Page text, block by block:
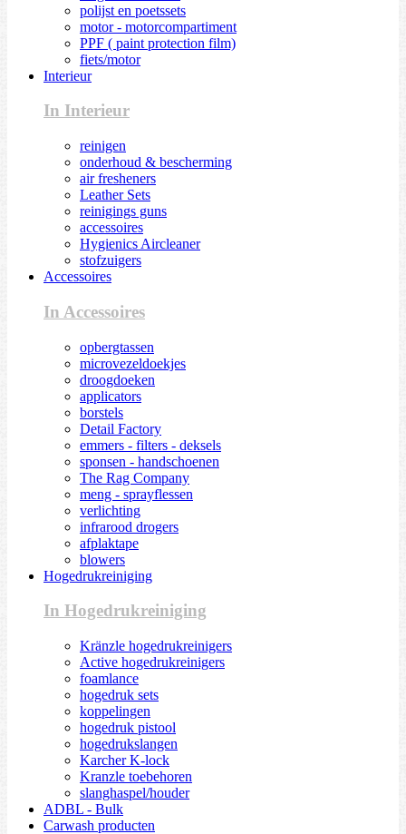
polijst en poetssets
motor - motorcompartiment
PPF ( paint protection film)
fiets/motor
Interieur
In Interieur
reinigen
onderhoud & bescherming
air fresheners
Leather Sets
reinigings guns
accessoires
Hygienics Aircleaner
stofzuigers
Accessoires
In Accessoires
opbergtassen
microvezeldoekjes
droogdoeken
applicators
borstels
Detail Factory
emmers - filters - deksels
sponsen - handschoenen
The Rag Company
meng - sprayflessen
verlichting
infrarood drogers
afplaktape
blowers
Hogedrukreiniging
In Hogedrukreiniging
Kränzle hogedrukreinigers
Active hogedrukreinigers
foamlance
hogedruk sets
koppelingen
hogedruk pistool
hogedrukslangen
Karcher K-lock
Kranzle toebehoren
slanghaspel/houder
ADBL - Bulk
Carwash producten